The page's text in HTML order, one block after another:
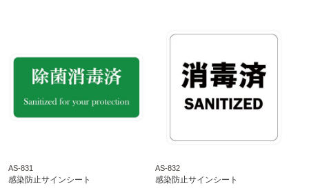
AS-831
感染防止サインシート
AS-832
感染防止サインシート